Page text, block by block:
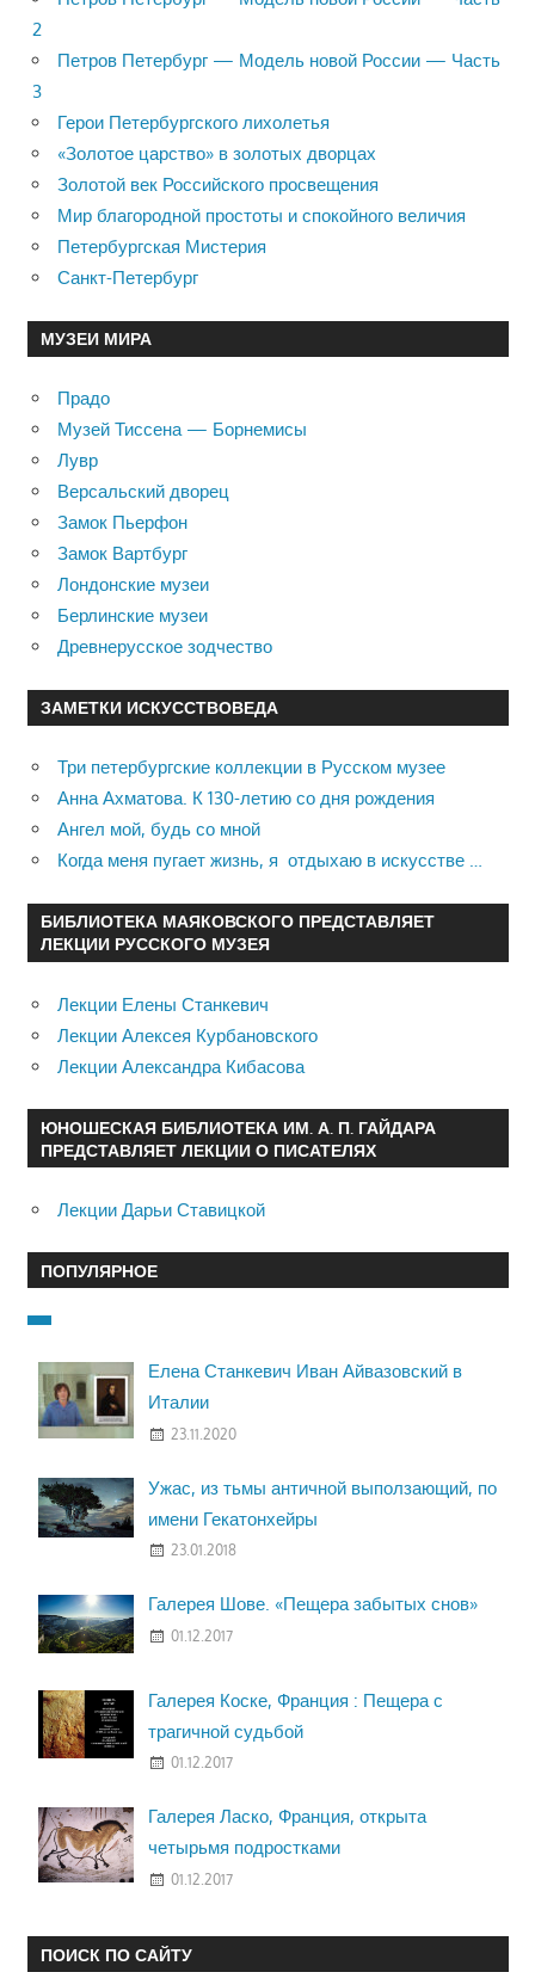
2
Петров Петербург — Модель новой России — Часть
3
Герои Петербургского лихолетья
«Золотое царство» в золотых дворцах
Золотой век Российского просвещения
Мир благородной простоты и спокойного величия
Петербургская Мистерия
Санкт-Петербург
МУЗЕИ МИРА
Прадо
Музей Тиссена — Борнемисы
Лувр
Версальский дворец
Замок Пьерфон
Замок Вартбург
Лондонские музеи
Берлинские музеи
Древнерусское зодчество
ЗАМЕТКИ ИСКУССТВОВЕДА
Три петербургские коллекции в Русском музее
Анна Ахматова. К 130-летию со дня рождения
Ангел мой, будь со мной
Когда меня пугает жизнь, я отдыхаю в искусстве …
БИБЛИОТЕКА МАЯКОВСКОГО ПРЕДСТАВЛЯЕТ
ЛЕКЦИИ РУССКОГО МУЗЕЯ
Лекции Елены Станкевич
Лекции Алексея Курбановского
Лекции Александра Кибасова
ЮНОШЕСКАЯ БИБЛИОТЕКА ИМ. А. П. ГАЙДАРА
ПРЕДСТАВЛЯЕТ ЛЕКЦИИ О ПИСАТЕЛЯХ
Лекции Дарьи Ставицкой
ПОПУЛЯРНОЕ
Елена Станкевич Иван Айвазовский в
Италии
23.11.2020
Ужас, из тьмы античной выползающий, по
имени Гекатонхейры
23.01.2018
Галерея Шове. «Пещера забытых снов»
01.12.2017
Галерея Коске, Франция : Пещера с
трагичной судьбой
01.12.2017
Галерея Ласко, Франция, открыта
четырьмя подростками
01.12.2017
ПОИСК ПО САЙТУ